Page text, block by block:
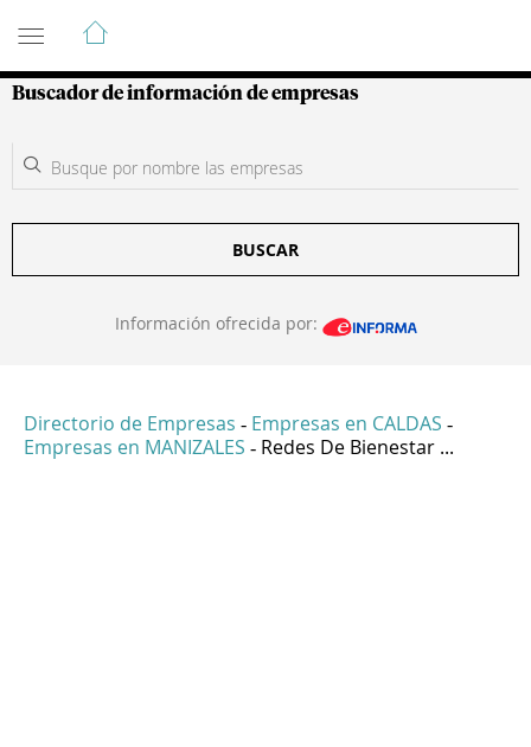
Guía de Empresas Colombianas
Buscador de información de empresas
BUSCAR
Información ofrecida por:
Directorio de Empresas - Empresas en CALDAS -
Empresas en MANIZALES - Redes De Bienestar ...